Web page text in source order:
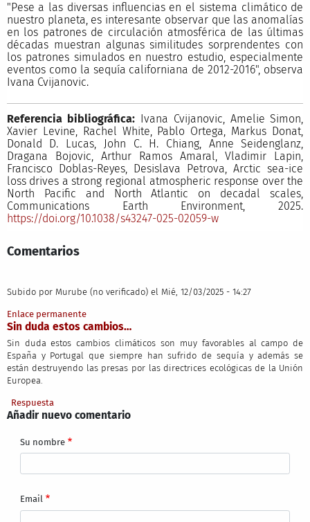
"Pese a las diversas influencias en el sistema climático de
nuestro planeta, es interesante observar que las anomalías
en los patrones de circulación atmosférica de las últimas
décadas muestran algunas similitudes sorprendentes con
los patrones simulados en nuestro estudio, especialmente
eventos como la sequía californiana de 2012-2016", observa
Ivana Cvijanovic.
Referencia bibliográfica: Ivana Cvijanovic, Amelie Simon,
Xavier Levine, Rachel White, Pablo Ortega, Markus Donat,
Donald D. Lucas, John C. H. Chiang, Anne Seidenglanz,
Dragana Bojovic, Arthur Ramos Amaral, Vladimir Lapin,
Francisco Doblas-Reyes, Desislava Petrova, Arctic sea-ice
loss drives a strong regional atmospheric response over the
North Pacific and North Atlantic on decadal scales,
Communications Earth Environment, 2025.
https://doi.org/10.1038/s43247-025-02059-w
Comentarios
Subido por Murube (no verificado) el Mié, 12/03/2025 - 14:27
Enlace permanente
Sin duda estos cambios…
Sin duda estos cambios climáticos son muy favorables al campo de
España y Portugal que siempre han sufrido de sequía y además se
están destruyendo las presas por las directrices ecológicas de la Unión
Europea.
Respuesta
Añadir nuevo comentario
Su nombre
Email